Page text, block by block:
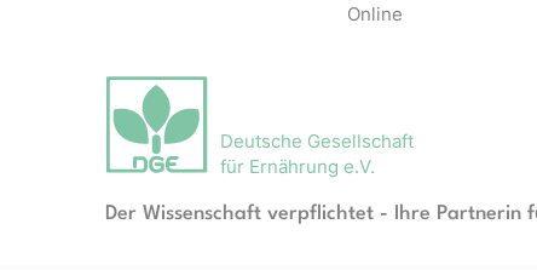
Online
Deutsche Gesellschaft
für Ernährung e.V.
Der Wissenschaft verpflichtet - Ihre Partnerin